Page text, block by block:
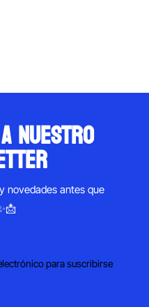
nuestro
novedades antes que
para suscribirse